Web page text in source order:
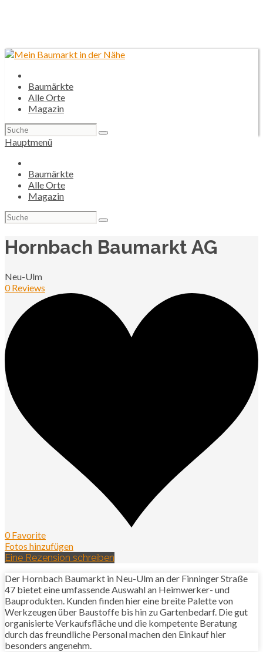
Baumärkte
Alle Orte
Magazin
Suchen
nach:
Hauptmenü
Baumärkte
Alle Orte
Magazin
Suchen
nach:
Hornbach Baumarkt AG
Neu-Ulm
0 Reviews
0 Favorite
Fotos hinzufügen
Eine Rezension schreiben
Der Hornbach Baumarkt in Neu-Ulm an der Finninger Straße
47 bietet eine umfassende Auswahl an Heimwerker- und
Bauprodukten. Kunden finden hier eine breite Palette von
Werkzeugen über Baustoffe bis hin zu Gartenbedarf. Die gut
organisierte Verkaufsfläche und die kompetente Beratung
durch das freundliche Personal machen den Einkauf hier
besonders angenehm.